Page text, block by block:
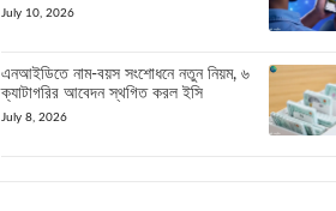
July 10, 2026
এনআইডিতে নাম-বয়স সংশোধনে নতুন নিয়ম, ৬
ক্যাটাগরির আবেদন স্থগিত করল ইসি
July 8, 2026